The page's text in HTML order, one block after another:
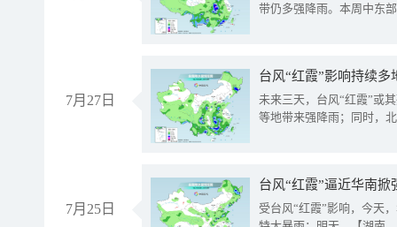
带仍多强降雨。本周中东
7月27日
台风“红霞”影响持续
未来三天，台风“红霞”或
等地带来强降雨；同时，
7月25日
台风“红霞”逼近华南
受台风“红霞”影响，今天